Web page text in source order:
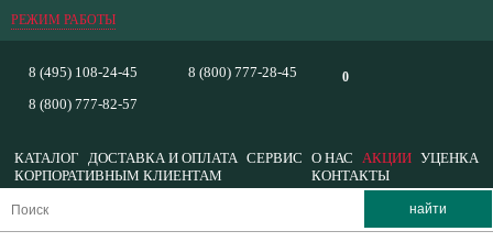
РЕЖИМ РАБОТЫ
0
8 (495) 108-24-45
8 (800) 777-82-57
8 (800) 777-28-45
КАТАЛОГ ДОСТАВКА И ОПЛАТА СЕРВИС О НАС АКЦИИ УЦЕНКА
КОРПОРАТИВНЫМ КЛИЕНТАМ
КОНТАКТЫ